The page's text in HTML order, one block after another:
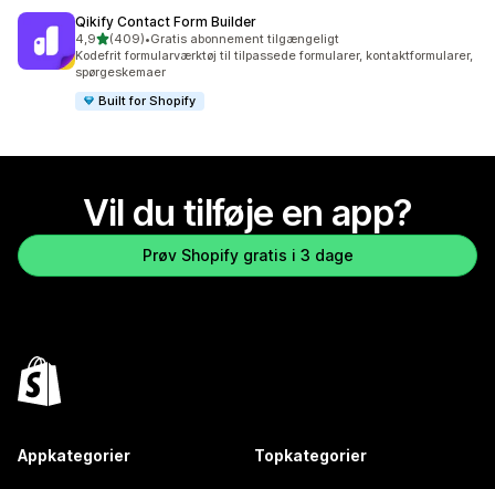
Qikify Contact Form Builder
4,9ud af 5 stjerner
(409)
409 anmeldelser i alt
•Gratis abonnement tilgængeligt
Kodefrit formularværktøj til tilpassede formularer, kontaktformularer,
spørgeskemaer
Built for Shopify
Vil du tilføje en app?
Prøv Shopify gratis i 3 dage
Appkategorier Topkategorier